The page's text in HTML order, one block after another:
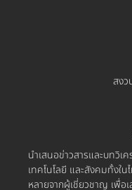
สง
นำเสนอข่าวสารและบทวิเ
เทคโนโลยี และสังคมทั้งใ
หลายจากผู้เชี่ยวชาญ เพื่อ